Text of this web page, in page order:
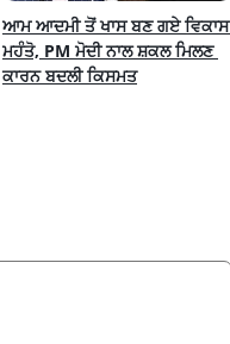
ਆਮ ਆਦਮੀ ਤੋਂ ਖਾਸ ਬਣ ਗਏ ਵਿਕਾਸ
ਮਹੰਤੋ, PM ਮੋਦੀ ਨਾਲ ਸ਼ਕਲ ਮਿਲਣ
ਕਾਰਨ ਬਦਲੀ ਕਿਸਮਤ